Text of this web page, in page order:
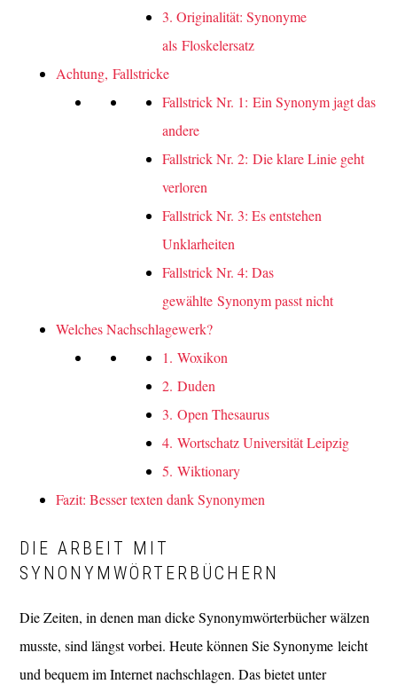
3. Originalität: Synonyme
als Floskelersatz
Achtung, Fallstricke
Fallstrick Nr. 1: Ein Synonym jagt das
andere
Fallstrick Nr. 2: Die klare Linie geht
verloren
Fallstrick Nr. 3: Es entstehen
Unklarheiten
Fallstrick Nr. 4: Das
gewählte Synonym passt nicht
Welches Nachschlagewerk?
1. Woxikon
2. Duden
3. Open Thesaurus
4. Wortschatz Universität Leipzig
5. Wiktionary
Fazit: Besser texten dank Synonymen
DIE ARBEIT MIT
SYNONYMWÖRTERBÜCHERN
Die Zeiten, in denen man dicke Synonymwörterbücher wälzen
musste, sind längst vorbei. Heute können Sie Synonyme leicht
und bequem im Internet nachschlagen. Das bietet unter